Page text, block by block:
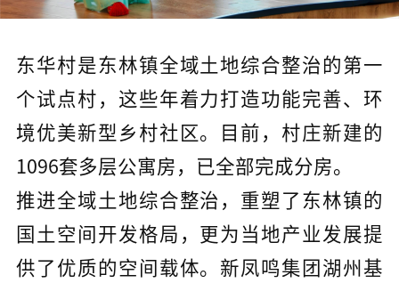
东华村是东林镇全域土地综合整治的第一
个试点村，这些年着力打造功能完善、环
境优美新型乡村社区。目前，村庄新建的
1096套多层公寓房，已全部完成分房。
推进全域土地综合整治，重塑了东林镇的
国土空间开发格局，更为当地产业发展提
供了优质的空间载体。新凤鸣集团湖州基